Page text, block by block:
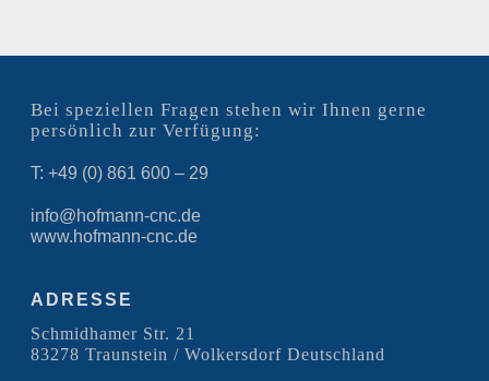
Bei speziellen Fragen stehen wir Ihnen gerne
persönlich zur Verfügung:
T: +49 (0) 861 600 – 29
info@hofmann-cnc.de
www.hofmann-cnc.de
ADRESSE
Schmidhamer Str. 21
83278 Traunstein / Wolkersdorf Deutschland